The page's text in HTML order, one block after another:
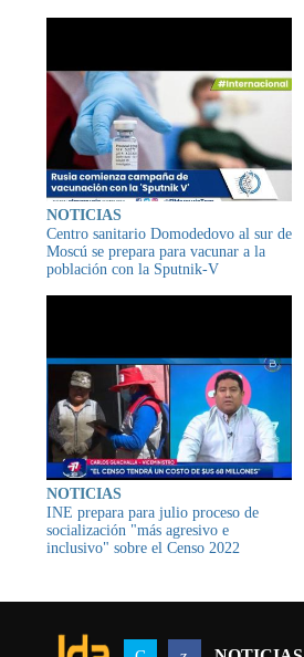
NOTICIAS
Centro sanitario Domodedovo al sur de
Moscú se prepara para vacunar a la
población con la Sputnik-V
NOTICIAS
INE prepara para julio proceso de
socialización "más agresivo e
inclusivo" sobre el Censo 2022